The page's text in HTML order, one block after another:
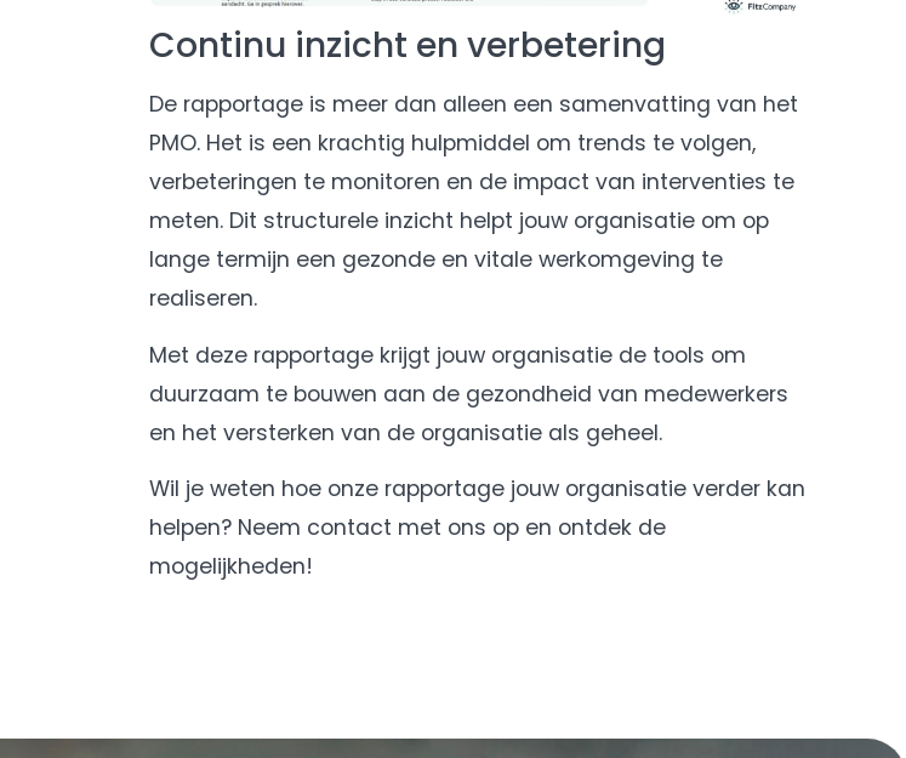
Continu inzicht en verbetering
De rapportage is meer dan alleen een samenvatting van het
PMO. Het is een krachtig hulpmiddel om trends te volgen,
verbeteringen te monitoren en de impact van interventies te
meten. Dit structurele inzicht helpt jouw organisatie om op
lange termijn een gezonde en vitale werkomgeving te
realiseren.
Met deze rapportage krijgt jouw organisatie de tools om
duurzaam te bouwen aan de gezondheid van medewerkers
en het versterken van de organisatie als geheel.
Wil je weten hoe onze rapportage jouw organisatie verder kan
helpen? Neem contact met ons op en ontdek de
mogelijkheden!